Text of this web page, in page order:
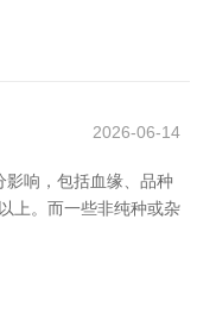
2026-06-14
响，包括血缘、品种
上。而一些非纯种或杂